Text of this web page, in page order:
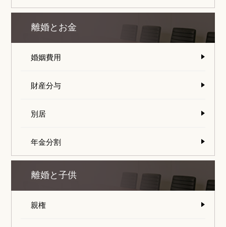
離婚とお金
婚姻費用
財産分与
別居
年金分割
離婚と子供
親権